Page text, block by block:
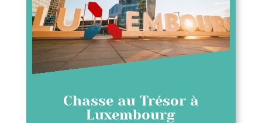
Chasse au Trésor à
Luxembourg